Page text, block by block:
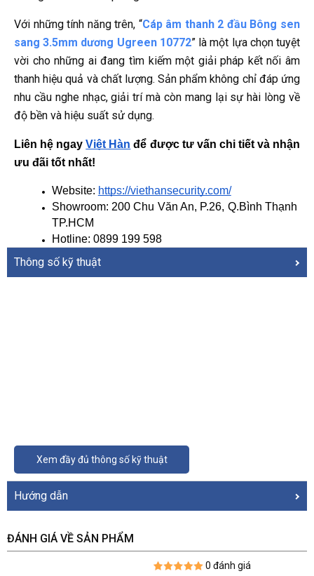
Với những tính năng trên, “Cáp âm thanh 2 đầu Bông sen
sang 3.5mm dương Ugreen 10772” là một lựa chọn tuyệt
vời cho những ai đang tìm kiếm một giải pháp kết nối âm
thanh hiệu quả và chất lượng. Sản phẩm không chỉ đáp ứng
nhu cầu nghe nhạc, giải trí mà còn mang lại sự hài lòng về
độ bền và hiệu suất sử dụng.
Liên hệ ngay Việt Hàn để được tư vấn chi tiết và nhận
ưu đãi tốt nhất!
Website: https://viethansecurity.com/
Showroom: 200 Chu Văn An, P.26, Q.Bình Thạnh
TP.HCM
Hotline: 0899 199 598
Thông số kỹ thuật
Xem đầy đủ thông số kỹ thuật
Hướng dẫn
ĐÁNH GIÁ VỀ SẢN PHẨM
0 đánh giá